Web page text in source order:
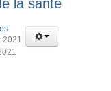
la santé